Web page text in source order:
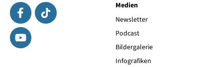
Medien
Newsletter
Podcast
Bildergalerie
Infografiken